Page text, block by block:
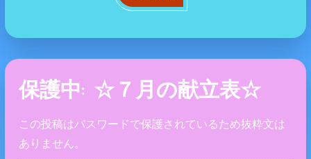
保護中: ☆７月の献立表☆
この投稿はパスワードで保護されているため抜粋文は
ありません。